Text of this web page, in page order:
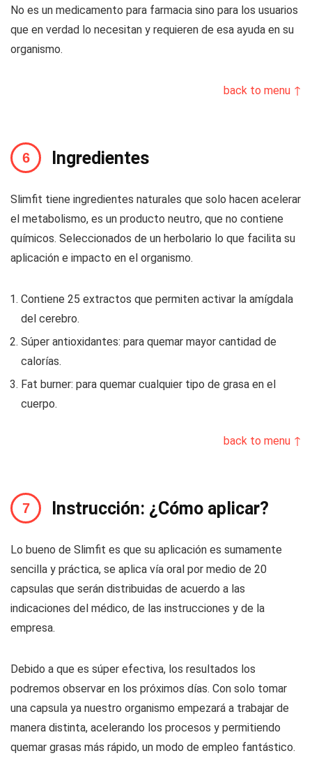
No es un medicamento para farmacia sino para los usuarios
que en verdad lo necesitan y requieren de esa ayuda en su
organismo.
back to menu ↑
Ingredientes
Slimfit tiene ingredientes naturales que solo hacen acelerar
el metabolismo, es un producto neutro, que no contiene
químicos. Seleccionados de un herbolario lo que facilita su
aplicación e impacto en el organismo.
Contiene 25 extractos que permiten activar la amígdala
del cerebro.
Súper antioxidantes: para quemar mayor cantidad de
calorías.
Fat burner: para quemar cualquier tipo de grasa en el
cuerpo.
back to menu ↑
Instrucción: ¿Cómo aplicar?
Lo bueno de Slimfit es que su aplicación es sumamente
sencilla y práctica, se aplica vía oral por medio de 20
capsulas que serán distribuidas de acuerdo a las
indicaciones del médico, de las instrucciones y de la
empresa.
Debido a que es súper efectiva, los resultados los
podremos observar en los próximos días. Con solo tomar
una capsula ya nuestro organismo empezará a trabajar de
manera distinta, acelerando los procesos y permitiendo
quemar grasas más rápido, un modo de empleo fantástico.